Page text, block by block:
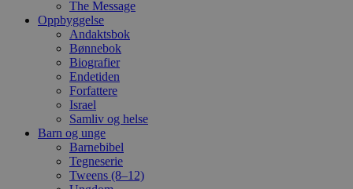
The Message
Oppbyggelse
Andaktsbok
Bønnebok
Biografier
Endetiden
Forfattere
Israel
Samliv og helse
Barn og unge
Barnebibel
Tegneserie
Tweens (8–12)